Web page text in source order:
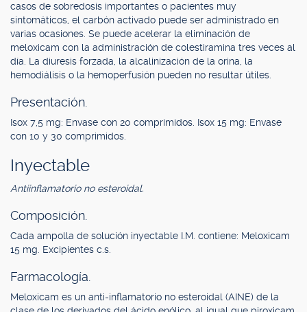
casos de sobredosis importantes o pacientes muy
sintomáticos, el carbón activado puede ser administrado en
varias ocasiones. Se puede acelerar la eliminación de
meloxicam con la administración de colestiramina tres veces al
día. La diuresis forzada, la alcalinización de la orina, la
hemodiálisis o la hemoperfusión pueden no resultar útiles.
Presentación.
Isox 7,5 mg: Envase con 20 comprimidos. Isox 15 mg: Envase
con 10 y 30 comprimidos.
Inyectable
Antiinflamatorio no esteroidal.
Composición.
Cada ampolla de solución inyectable I.M. contiene: Meloxicam
15 mg. Excipientes c.s.
Farmacología.
Meloxicam es un anti-inflamatorio no esteroidal (AINE) de la